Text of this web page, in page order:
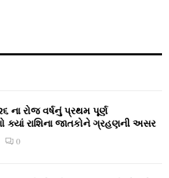
ના રોજ વર્ષનું પ્રથમ પૂર્ણ
ક્યાં રાશિના જાતકોને ગ્રહણની અસર
0